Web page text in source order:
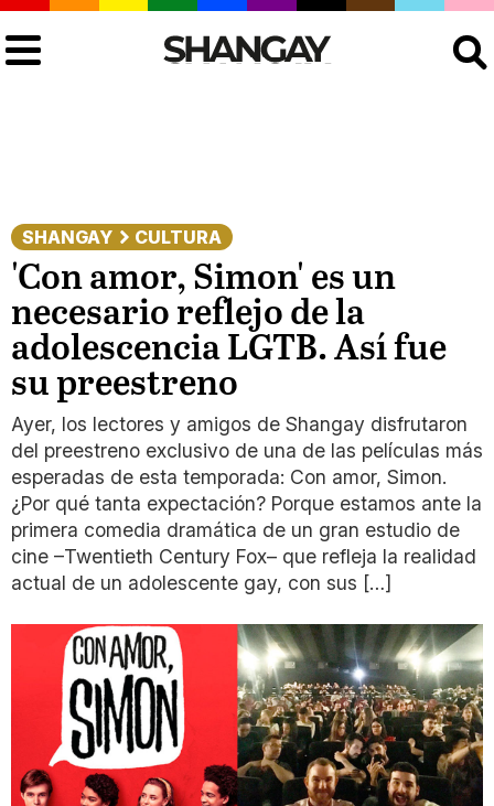
SHANGAY CULTURA
'Con amor, Simon' es un
necesario reflejo de la
adolescencia LGTB. Así fue
su preestreno
Ayer, los lectores y amigos de Shangay disfrutaron
del preestreno exclusivo de una de las películas más
esperadas de esta temporada: Con amor, Simon.
¿Por qué tanta expectación? Porque estamos ante la
primera comedia dramática de un gran estudio de
cine –Twentieth Century Fox– que refleja la realidad
actual de un adolescente gay, con sus […]